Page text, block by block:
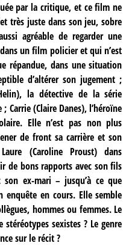
par la critique, et ce film ne
très juste dans son jeu, sobre
agréable de regarder une
un film policier et qui n’est
répandue, dans une situation
d’altérer son jugement ;
la détective de la série
Carrie (Claire Danes), l’héroïne
Elle n’est pas non plus
de front sa carrière et son
(Caroline Proust) dans
de bons rapports avec son fils
son ex-mari – jusqu’à ce que
enquête en cours. Elle semble
hommes ou femmes. Le
sexistes ? Le genre
sur le récit ?